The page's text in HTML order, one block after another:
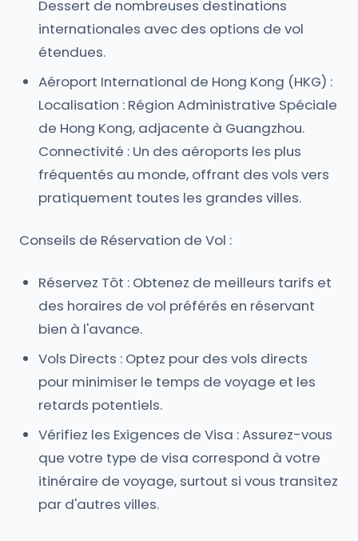
Dessert de nombreuses destinations
internationales avec des options de vol
étendues.
Aéroport International de Hong Kong (HKG) :
Localisation : Région Administrative Spéciale
de Hong Kong, adjacente à Guangzhou.
Connectivité : Un des aéroports les plus
fréquentés au monde, offrant des vols vers
pratiquement toutes les grandes villes.
Conseils de Réservation de Vol :
Réservez Tôt : Obtenez de meilleurs tarifs et
des horaires de vol préférés en réservant
bien à l'avance.
Vols Directs : Optez pour des vols directs
pour minimiser le temps de voyage et les
retards potentiels.
Vérifiez les Exigences de Visa : Assurez-vous
que votre type de visa correspond à votre
itinéraire de voyage, surtout si vous transitez
par d'autres villes.